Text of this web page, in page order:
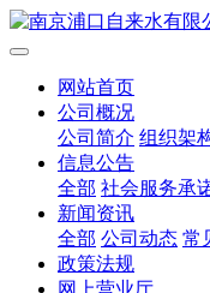
网站首页
公司概况
公司简介 组织架
信息公告
全部 社会服务承
新闻资讯
全部 公司动态 常
政策法规
网上营业厅